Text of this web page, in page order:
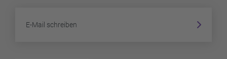
E-Mail schreiben